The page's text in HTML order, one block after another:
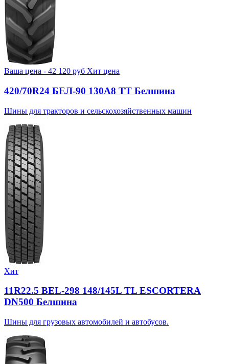
Ваша цена - 42 120 руб Хит цена
420/70R24 БЕЛ-90 130А8 TT Белшина
Шины для тракторов и сельскохозяйственных машин
Хит
11R22.5 BEL-298 148/145L TL ESCORTERA
DN500 Белшина
Шины для грузовых автомобилей и автобусов.